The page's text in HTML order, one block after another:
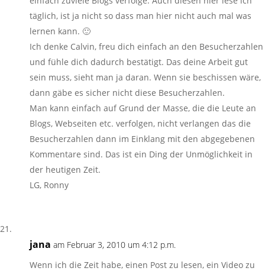
täglich, ist ja nicht so dass man hier nicht auch mal was
lernen kann. 🙂
Ich denke Calvin, freu dich einfach an den Besucherzahlen
und fühle dich dadurch bestätigt. Das deine Arbeit gut
sein muss, sieht man ja daran. Wenn sie beschissen wäre,
dann gäbe es sicher nicht diese Besucherzahlen.
Man kann einfach auf Grund der Masse, die die Leute an
Blogs, Webseiten etc. verfolgen, nicht verlangen das die
Besucherzahlen dann im Einklang mit den abgegebenen
Kommentare sind. Das ist ein Ding der Unmöglichkeit in
der heutigen Zeit.
LG, Ronny
jana am Februar 3, 2010 um 4:12 p.m.
Wenn ich die Zeit habe, einen Post zu lesen, ein Video zu